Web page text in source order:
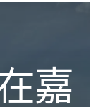
resorts
嘉